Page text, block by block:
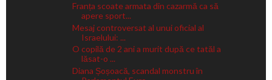
Franța scoate armata din cazarmă ca să
apere sport...
Mesaj controversat al unui oficial al
Israelului: ...
O copilă de 2 ani a murit după ce tatăl a
lăsat-o ...
Diana Șoșoacă, scandal monstru în